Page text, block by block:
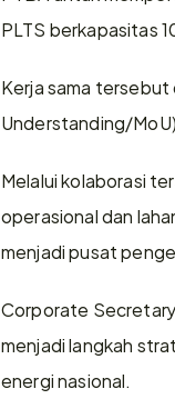
PLTS berkapasitas
Kerja sama
Understanding/
Melalui kolaborasi
operasional dan
menjadi pusat
Corporate
menjadi langkah
energi nasional.